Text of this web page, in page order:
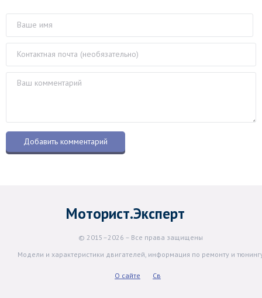
Моторист.Эксперт
© 2015–2026 – Все права защищены
Модели и характеристики двигателей, информация по ремонту и
О сайте Св